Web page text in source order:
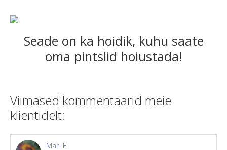
Seade on ka hoidik, kuhu saate
oma pintslid hoiustada!
Viimased kommentaarid meie
klientidelt:
Mari F.